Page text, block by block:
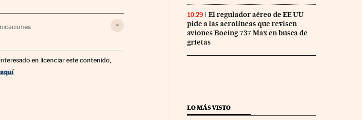
en licenciar este contenido,
aquí
10:29
El regulador aéreo de EE UU
pide a las aerolíneas que revisen
aviones Boeing 737 Max en busca de
grietas
LO MÁS VISTO